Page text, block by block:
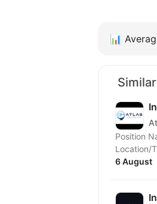
📊
Position
6 August